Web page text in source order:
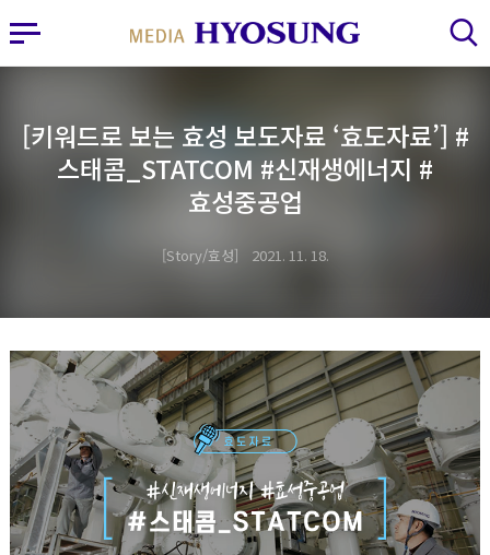
MY FRIEND HYOSUNG
사이드바 열기 검색 레이어 열기
[키워드로 보는 효성 보도자료 ‘효도자료’] #
스태콤_STATCOM #신재생에너지 #
효성중공업
Story/효성 2021. 11. 18.